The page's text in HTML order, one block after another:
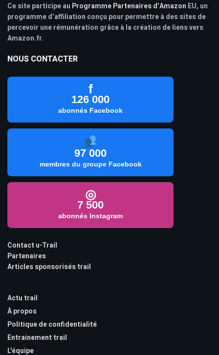
Ce site participe au Programme Partenaires d’Amazon EU, un
programme d’affiliation conçu pour permettre à des sites de
percevoir une rémunération grâce à la création de liens vers
Amazon.fr.
NOUS CONTACTER
f
126 000
abonnés Facebook
97 000
membres du groupe Facebook
◎
7 500
abonnés Instagram
Contact u-Trail
Partenaires
Articles sponsorisés trail
Actu trail
À propos
Politique de confidentialité
Entrainement trail
L'équipe